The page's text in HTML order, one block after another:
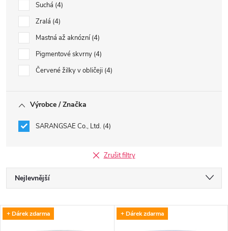
Suchá 4
Zralá 4
Mastná až aknózní 4
Pigmentové skvrny 4
Červené žilky v obličeji 4
Výrobce / Značka
SARANGSAE Co., Ltd. 4
Zrušit filtry
Ř
a
Nejlevnější
Nejprodávanější
V
+ Dárek zdarma + Dárek zdarma